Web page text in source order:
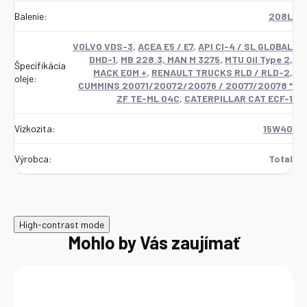
Balenie: 208L
Špecifikácia
oleje:
VOLVO VDS-3, ACEA E5 / E7, API CI-4 / SL GLOBAL
DHD-1, MB 228.3, MAN M 3275, MTU Oil Type 2,
MACK EOM +, RENAULT TRUCKS RLD / RLD-2,
CUMMINS 20071/20072/20076 / 20077/20078 *
ZF TE-ML 04C, CATERPILLAR CAT ECF-1
Vizkozita: 15W40
Výrobca: Total
High-contrast mode
Mohlo by Vás zaujímať